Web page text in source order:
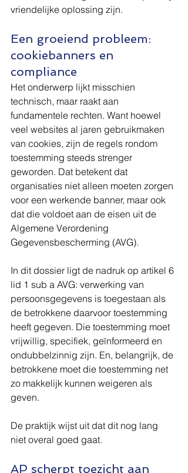
vriendelijke oplossing zijn.
Een groeiend probleem:
cookiebanners en
compliance
Het onderwerp lijkt misschien
technisch, maar raakt aan
fundamentele rechten. Want hoewel
veel websites al jaren gebruikmaken
van cookies, zijn de regels rondom
toestemming steeds strenger
geworden. Dat betekent dat
organisaties niet alleen moeten zorgen
voor een werkende banner, maar ook
dat die voldoet aan de eisen uit de
Algemene Verordening
Gegevensbescherming (AVG).
In dit dossier ligt de nadruk op artikel 6
lid 1 sub a AVG: verwerking van
persoonsgegevens is toegestaan als
de betrokkene daarvoor toestemming
heeft gegeven. Die toestemming moet
vrijwillig, specifiek, geïnformeerd en
ondubbelzinnig zijn. En, belangrijk, de
betrokkene moet die toestemming net
zo makkelijk kunnen weigeren als
geven.
De praktijk wijst uit dat dit nog lang
niet overal goed gaat.
AP scherpt toezicht aan